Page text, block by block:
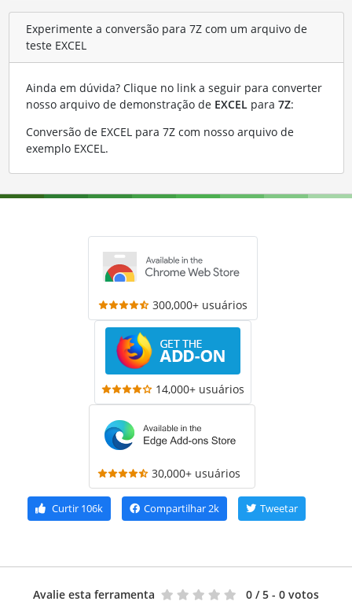
Experimente a conversão para 7Z com um arquivo de
teste EXCEL
Ainda em dúvida? Clique no link a seguir para converter
nosso arquivo de demonstração de EXCEL para 7Z:
Conversão de EXCEL para 7Z com nosso arquivo de
exemplo EXCEL .
300,000+ usuários
14,000+ usuários
30,000+ usuários
Curtir 106k Compartilhar 2k Tweetar
Avalie esta ferramenta 0 / 5 - 0 votos